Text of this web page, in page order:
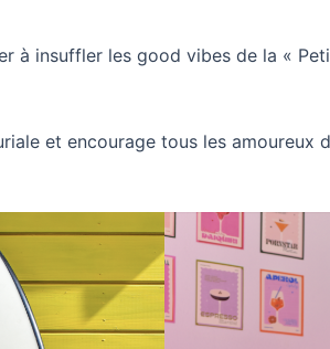
à insuffler les good vibes de la «
et encourage tous les amoureux